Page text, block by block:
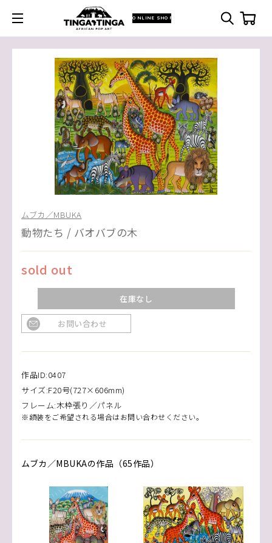
ONLINE SHOP
ムブカ／MBUKA
動物たち / バオバブの木
sold out
在庫なし
お問い合わせ
作品ID:0407
サイズ:F20号(727×606mm)
フレーム:木枠張り／パネル
※額装をご希望される場合はお問い合わせください。
ムブカ／MBUKAの作品（65作品）